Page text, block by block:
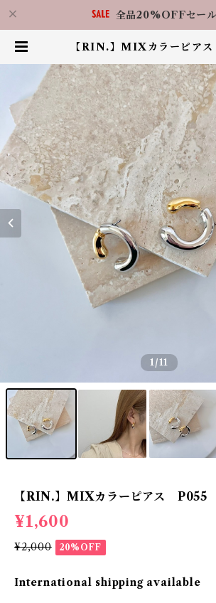
全品20%OFFセー
【RIN.】MIXカラーピア
岡天神店（RIN.福岡天神
1/11
【RIN.】MIXカラーピアス P055
¥1,600
¥2,000 20%OFF
International shipping available